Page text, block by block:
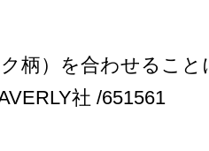
柄）を合わせること
社 /651561